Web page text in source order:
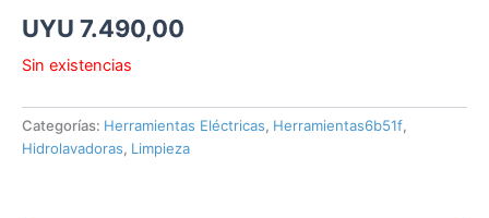
UYU 7.490,00
Sin existencias
Categorías: Herramientas Eléctricas, Herramientas6b51f,
Hidrolavadoras, Limpieza